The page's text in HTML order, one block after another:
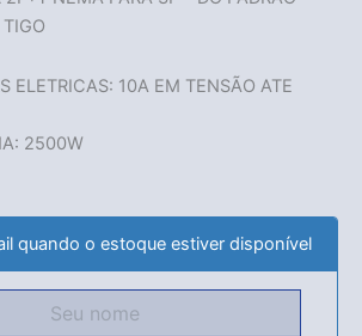
ELETRICAS: 10A EM TENSÃO ATE
2500W
quando o estoque estiver disponível